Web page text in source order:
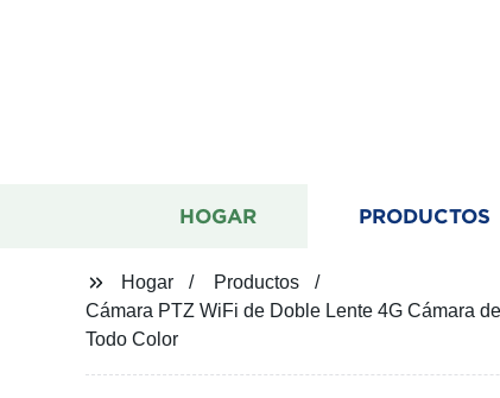
HOGAR PRODUCTOS
Hogar
Productos
Cámara PTZ WiFi de Doble Lente 4G Cámara
Todo Color